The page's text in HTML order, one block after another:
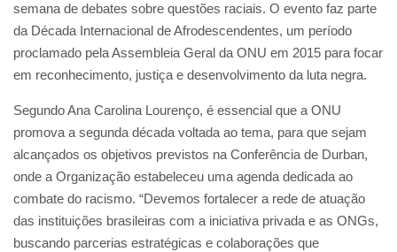
semana de debates sobre questões raciais. O evento faz parte
da Década Internacional de Afrodescendentes, um período
proclamado pela Assembleia Geral da ONU em 2015 para focar
em reconhecimento, justiça e desenvolvimento da luta negra.
Segundo Ana Carolina Lourenço, é essencial que a ONU
promova a segunda década voltada ao tema, para que sejam
alcançados os objetivos previstos na Conferência de Durban,
onde a Organização estabeleceu uma agenda dedicada ao
combate do racismo. “Devemos fortalecer a rede de atuação
das instituições brasileiras com a iniciativa privada e as ONGs,
buscando parcerias estratégicas e colaborações que